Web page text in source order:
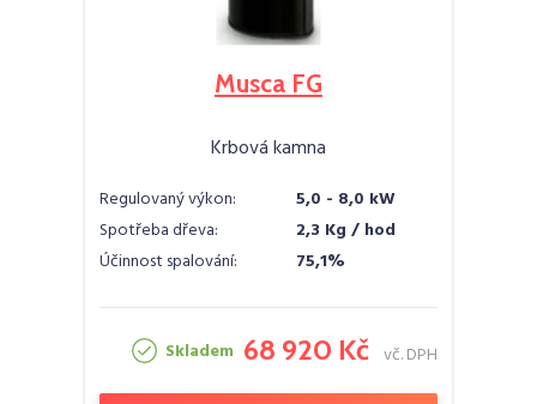
Musca FG
Krbová kamna
Regulovaný výkon:
5,0 - 8,0 kW
Spotřeba dřeva:
2,3 Kg / hod
Účinnost spalování:
75,1%
Skladem 68 920 Kč vč. DPH